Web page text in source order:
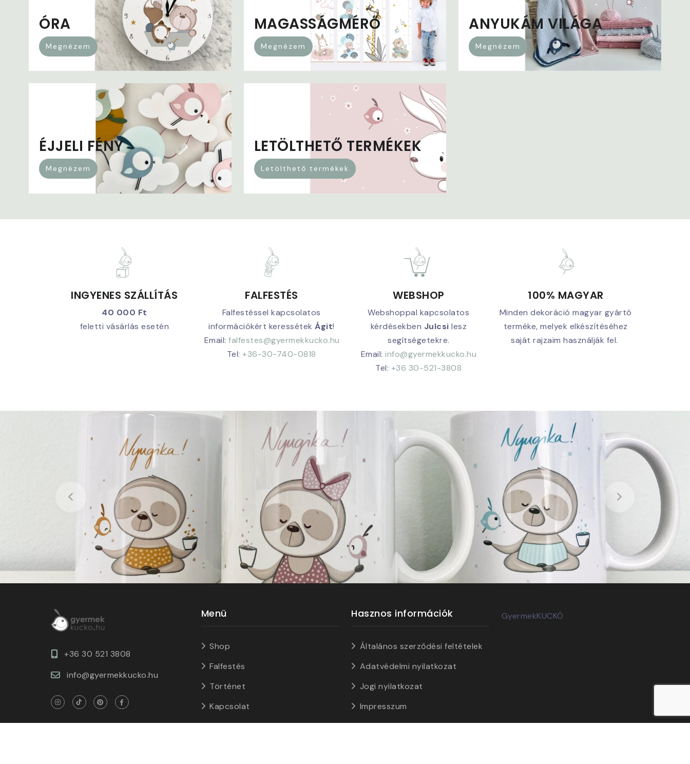
ÓRA
Megnézem
MAGASSÁGMÉRŐ
Megnézem
ANYUKÁM VILÁGA
Megnézem
ÉJJELI FÉNY
Megnézem
LETÖLTHETŐ TERMÉKEK
Letölthető termékek
INGYENES SZÁLLÍTÁS
40 000 Ft
feletti vásárlás esetén
FALFESTÉS
Falfestéssel kapcsolatos
információkért keressétek Ágit!
Email: falfestes@gyermekkucko.hu
Tel:+36-30-740-0818
WEBSHOP
Webshoppal kapcsolatos
kérdésekben Julcsi lesz
segítségetekre.
Email: info@gyermekkucko.hu
Tel: +36 30-521-3808
100% MAGYAR
Minden dekoráció magyar gyártó
terméke, melyek elkészítéséhez
saját rajzaim használják fel.
+36 30 521 3808
info@gyermekkucko.hu
Menü
Shop
Falfestés
Történet
Kapcsolat
Hasznos információk
Általános szerződési feltételek
Adatvédelmi nyilatkozat
Jogi nyilatkozat
Impresszum
GyermekKUCKÓ